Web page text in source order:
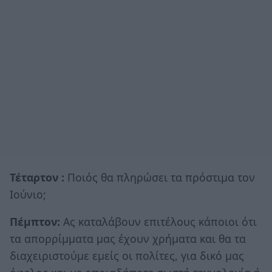
Τέταρτον : Ποιός θα πληρώσει τα πρόστιμα τον
Ιούνιο;
Πέμπτον: Ας καταλάβουν επιτέλους κάποιοι ότι
τα απορρίμματα μας έχουν χρήματα και θα τα
διαχειριστούμε εμείς οι πολίτες, για δικό μας